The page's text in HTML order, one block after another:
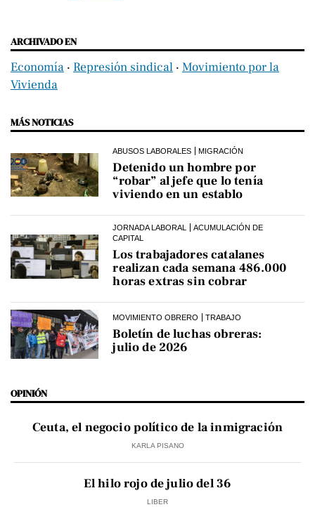
ARCHIVADO EN
Economía ‧ Represión sindical ‧ Movimiento por la
Vivienda
MÁS NOTICIAS
ABUSOS LABORALES MIGRACIÓN
Detenido un hombre por
“robar” al jefe que lo tenía
viviendo en un establo
JORNADA LABORAL
ACUMULACIÓN DE
CAPITAL
Los trabajadores catalanes
realizan cada semana 486.000
horas extras sin cobrar
MOVIMIENTO OBRERO TRABAJO
Boletín de luchas obreras:
julio de 2026
OPINIÓN
Ceuta, el negocio político de la inmigración
KARLA PISANO
El hilo rojo de julio del 36
LIBER